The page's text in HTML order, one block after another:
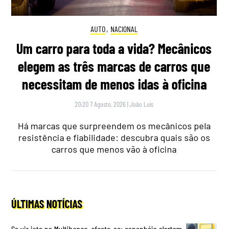
AUTO, NACIONAL
Um carro para toda a vida? Mecânicos
elegem as três marcas de carros que
necessitam de menos idas à oficina
20:20 7 Agosto, 2026 |João Luís
Há marcas que surpreendem os mecânicos pela
resistência e fiabilidade: descubra quais são os
carros que menos vão à oficina
ÚLTIMAS NOTÍCIAS